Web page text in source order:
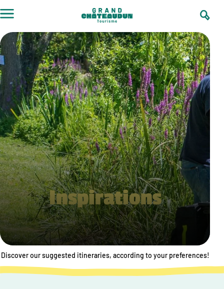
Inspirations
Discover our suggested itineraries, according to your preferences!